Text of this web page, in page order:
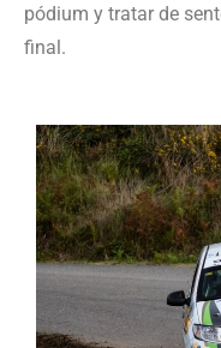
pódium y tratar de
final.